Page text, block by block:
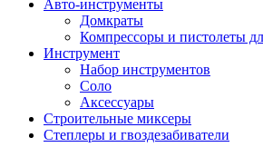
Авто-инструменты
Домкраты
Компрессоры и пистолеты
Инструмент
Набор инструментов
Соло
Аксессуары
Строительные миксеры
Степлеры и гвоздезабиватели